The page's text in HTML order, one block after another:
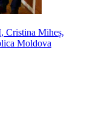
Cristina Miheș,
Moldova